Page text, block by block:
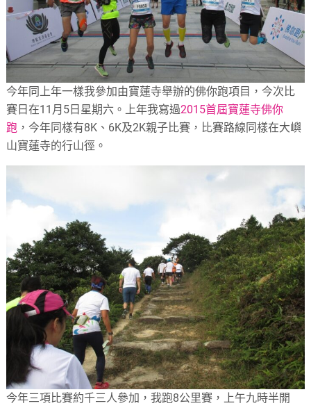
今年同上年一樣我參加由寶蓮寺舉辦的佛你跑項目，今次比
賽日在11月5日星期六。上年我寫過2015首屆寶蓮寺佛你
跑 ，今年同樣有8K、6K及2K親子比賽，比賽路線同樣在大嶼
山寶蓮寺的行山徑。
今年三項比賽約千三人參加，我跑8公里賽，上午九時半開